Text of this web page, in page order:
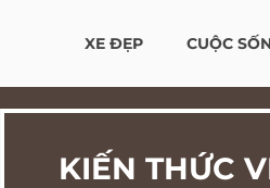
XE ĐẸP CUỘC
KIẾN THỨC